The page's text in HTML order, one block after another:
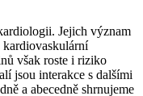
Jejich význam
kardiovaskulární
však roste i riziko
jsou interakce s dalšími
a abecedně shrnujeme